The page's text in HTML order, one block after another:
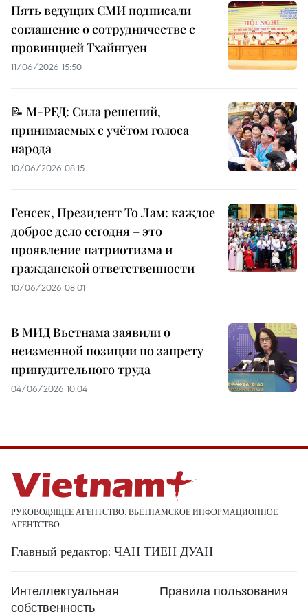
Пять ведущих СМИ подписали
соглашение о сотрудничестве с
провинцией Тхайнгуен
11/06/2026 15:50
📝 М-РЕД: Сила решений,
принимаемых с учётом голоса
народа
10/06/2026 08:15
Генсек, Президент То Лам: каждое
доброе дело сегодня – это
проявление патриотизма и
гражданской ответственности
10/06/2026 08:01
В МИД Вьетнама заявили о
неизменной позиции по запрету
принудительного труда
04/06/2026 10:04
РУКОВОДЯЩЕЕ АГЕНТСТВО: ВЬЕТНАМСКОЕ ИНФОРМАЦИОННОЕ
АГЕНТСТВО
Главный редактор: ЧАН ТИЕН ДУАН
Интеллектуальная
собственность
Правила пользования